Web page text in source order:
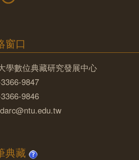
窗口
學數位典藏研究發展中心
9847
9846
典藏